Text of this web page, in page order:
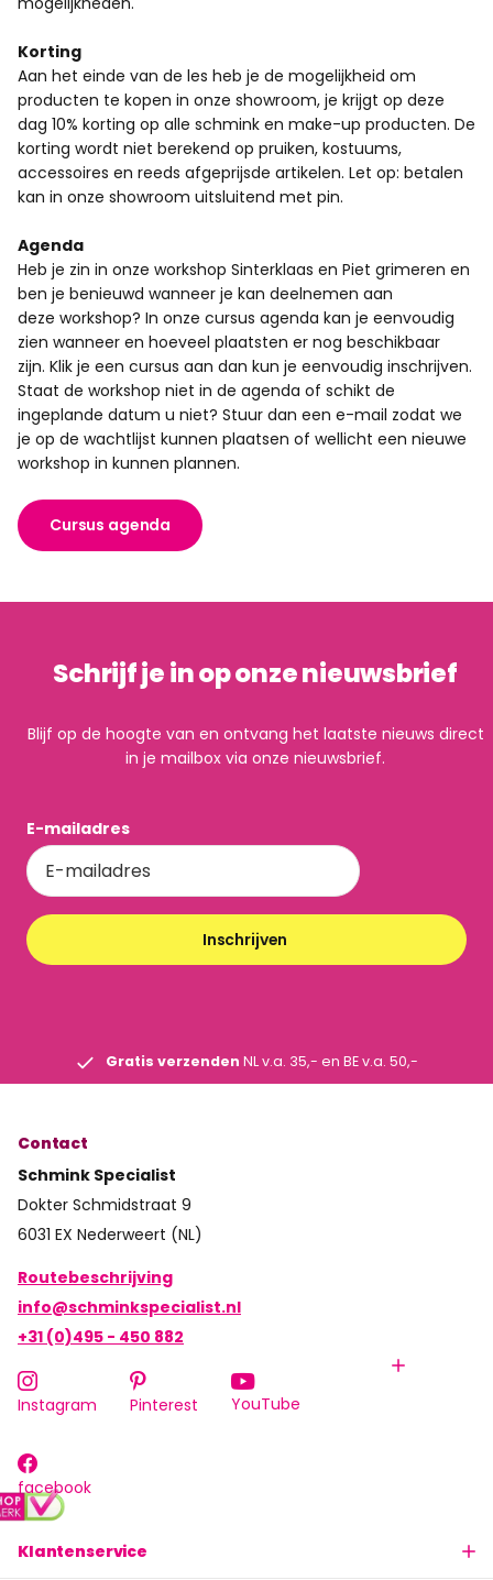
Korting
Aan het einde van de les heb je de mogelijkheid om
producten te kopen in onze showroom, je krijgt op deze
dag 10% korting op alle schmink en make-up producten. De
korting wordt niet berekend op pruiken, kostuums,
accessoires en reeds afgeprijsde artikelen. Let op: betalen
kan in onze showroom uitsluitend met pin.
Agenda
Heb je zin in onze workshop Sinterklaas en Piet grimeren en
ben je benieuwd wanneer je kan deelnemen aan
deze workshop? In onze cursus agenda kan je eenvoudig
zien wanneer en hoeveel plaatsten er nog beschikbaar
zijn. Klik je een cursus aan dan kun je eenvoudig inschrijven.
Staat de workshop niet in de agenda of schikt de
ingeplande datum u niet? Stuur dan een e-mail zodat we
je op de wachtlijst kunnen plaatsen of wellicht een nieuwe
workshop in kunnen plannen.
Cursus agenda
Schrijf je in op onze nieuwsbrief
Blijf op de hoogte van en ontvang het laatste nieuws direct
in je mailbox via onze nieuwsbrief.
E-mailadres
Inschrijven
Gratis verzenden NL v.a. 35,- en BE v.a. 50,-
Klantenservice
Contact
Schmink Specialist
Dokter Schmidstraat 9
6031 EX Nederweert (NL)
Routebeschrijving
info@schminkspecialist.nl
+31 (0)495 - 450 882
Instagram Pinterest YouTube
facebook